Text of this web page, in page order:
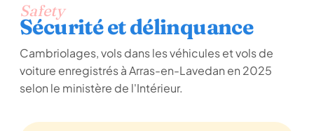
Safety
Sécurité et délinquance
Cambriolages, vols dans les véhicules et vols de
voiture enregistrés à Arras-en-Lavedan en 2025
selon le ministère de l'Intérieur.